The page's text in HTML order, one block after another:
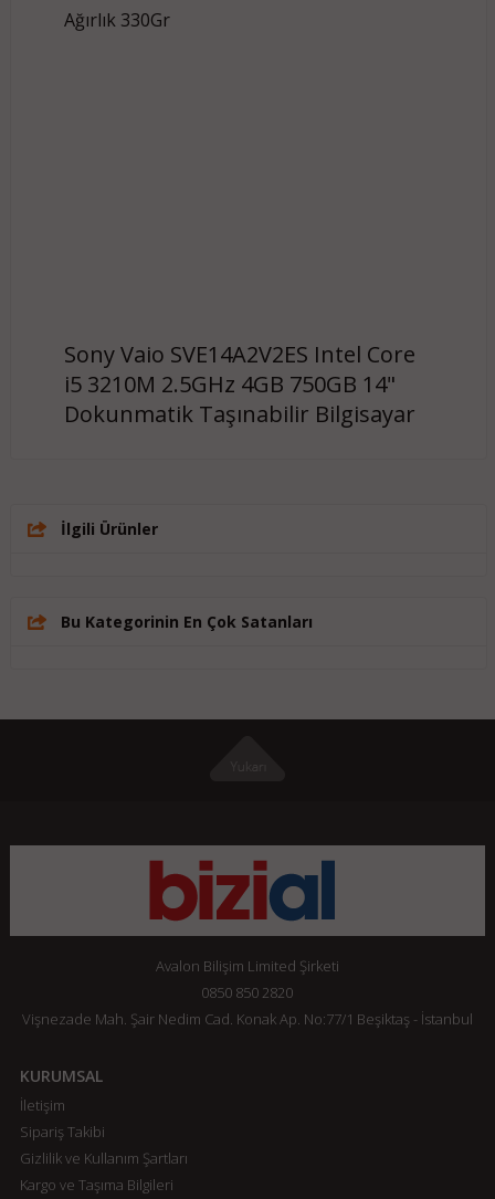
Ağırlık 330Gr
Sony Vaio SVE14A2V2ES Intel Core
i5 3210M 2.5GHz 4GB 750GB 14"
Dokunmatik Taşınabilir Bilgisayar
İlgili Ürünler
Bu Kategorinin En Çok Satanları
Avalon Bilişim Limited Şirketi
0850 850 2820
Vişnezade Mah. Şair Nedim Cad. Konak Ap. No:77/1 Beşiktaş - İstanbul
KURUMSAL
İletişim
Sipariş Takibi
Gizlilik ve Kullanım Şartları
Kargo ve Taşıma Bilgileri